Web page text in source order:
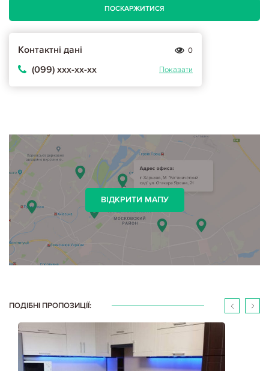
ПОСКАРЖИТИСЯ
Контактні дані 0
(099) ххх-хх-хх Показати
ВІДКРИТИ МАПУ
ПОДІБНІ ПРОПОЗИЦІЇ: